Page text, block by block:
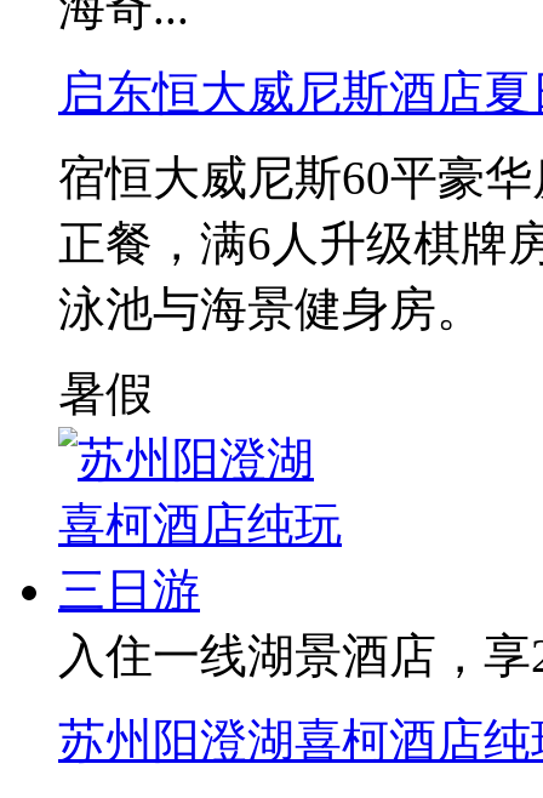
启东恒大威尼斯酒店
宿恒大威尼斯60平豪
正餐，满6人升级棋牌
泳池与海景健身房。
暑假
入住一线湖景酒店，
苏州阳澄湖喜柯酒店